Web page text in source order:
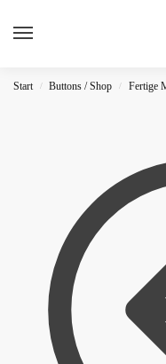
Start / Buttons / Shop / Fertige